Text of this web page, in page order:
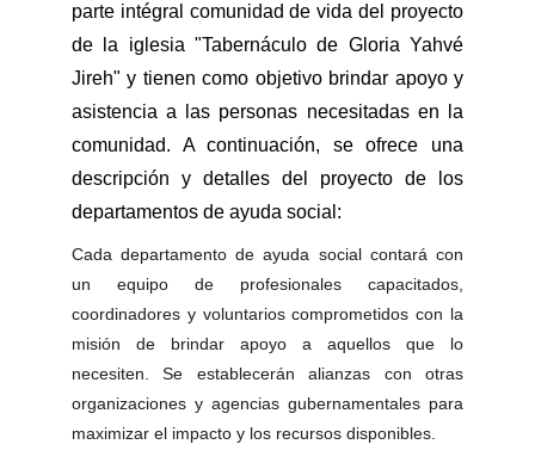
parte intégral comunidad de vida del proyecto
de la iglesia "Tabernáculo de Gloria Yahvé
Jireh" y tienen como objetivo brindar apoyo y
asistencia a las personas necesitadas en la
comunidad. A continuación, se ofrece una
descripción y detalles del proyecto de los
departamentos de ayuda social:
Cada departamento de ayuda social contará con
un equipo de profesionales capacitados,
coordinadores y voluntarios comprometidos con la
misión de brindar apoyo a aquellos que lo
necesiten. Se establecerán alianzas con otras
organizaciones y agencias gubernamentales para
maximizar el impacto y los recursos disponibles.